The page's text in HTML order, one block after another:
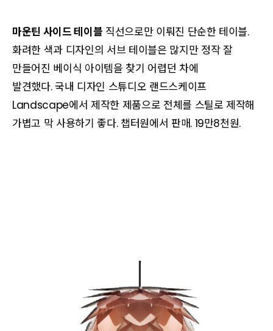
마운틴 사이드 테이블 직선으로만 이뤄진 단순한 테이블.
화려한 색과 디자인의 서브 테이블은 많지만 정작 잘
만들어진 베이식 아이템을 찾기 어렵던 차에
발견했다.국내 디자인 스튜디오 랜드스케이프
Landscape에서 제작한 제품으로 전체를 스틸로 제작해
가볍고 막 사용하기 좋다. 챕터원에서 판매. 19만8천원.